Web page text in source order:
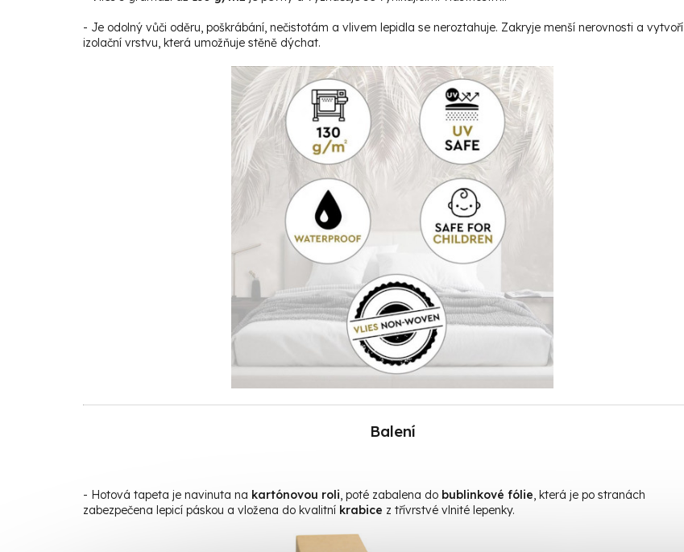
- Je odolný vůči oděru, poškrábání, nečistotám a vlivem lepidla se neroztahuje. Zakryje menší nerovnosti a vytvoří
izolační vrstvu, která umožňuje stěně dýchat.
Balení
- Hotová tapeta je navinuta na kartónovou roli, poté zabalena do bublinkové fólie, která je po stranách
zabezpečena lepicí páskou a vložena do kvalitní krabice z třívrstvé vlnité lepenky.